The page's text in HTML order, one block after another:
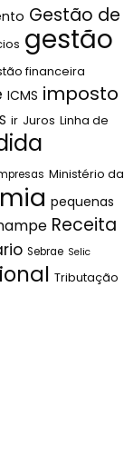
Gestão de
gestão
financeira
ICMS imposto
ir Juros Linha de
Ministério da
pequenas
Receita
Sebrae Selic
Tributação